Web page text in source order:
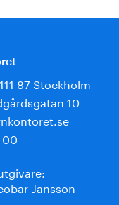
87 Stockholm
10
00
Jansson